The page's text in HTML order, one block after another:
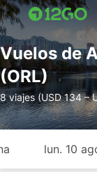
Vuelos de
(ORL)
8 viajes (USD 134 –
lun. 10